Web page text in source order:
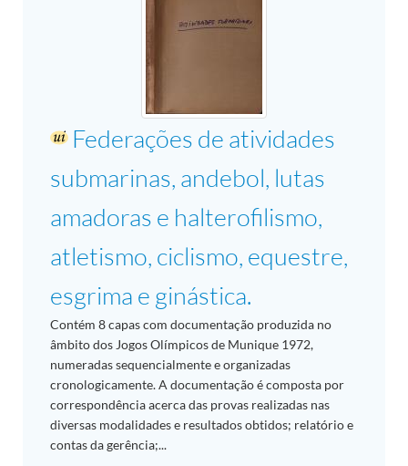
Federações de atividades
submarinas, andebol, lutas
amadoras e halterofilismo,
atletismo, ciclismo, equestre,
esgrima e ginástica.
Contém 8 capas com documentação produzida no
âmbito dos Jogos Olímpicos de Munique 1972,
numeradas sequencialmente e organizadas
cronologicamente. A documentação é composta por
correspondência acerca das provas realizadas nas
diversas modalidades e resultados obtidos; relatório e
contas da gerência;...